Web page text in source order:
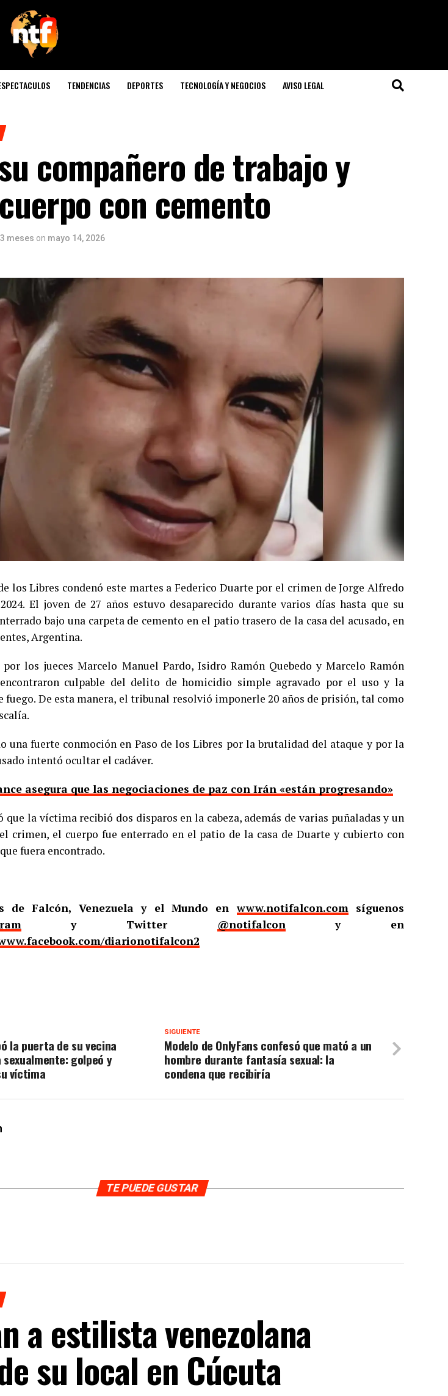
TENDENCIAS DEPORTES TECNOLOGÍA Y NEGOCIOS AVISO LEGAL
compañero de trabajo y
con cemento
meses on mayo 14, 2026
los Libres condenó este martes a Federico Duarte por el crimen de Jorge Alfredo
El joven de 27 años estuvo desaparecido durante varios días hasta que su
bajo una carpeta de cemento en el patio trasero de la casa del acusado, en
Argentina.
los jueces Marcelo Manuel Pardo, Isidro Ramón Quebedo y Marcelo Ramón
culpable del delito de homicidio simple agravado por el uso y la
fuego. De esta manera, el tribunal resolvió imponerle 20 años de prisión, tal como
una fuerte conmoción en Paso de los Libres por la brutalidad del ataque y por la
intentó ocultar el cadáver.
asegura que las negociaciones de paz con Irán «están progresando»
la víctima recibió dos disparos en la cabeza, además de varias puñaladas y un
crimen, el cuerpo fue enterrado en el patio de la casa de Duarte y cubierto con
fuera encontrado.
de Falcón, Venezuela y el Mundo enwww.notifalcon.comsíguenos
y Twitter @notifalcony en
diarionotifalcon2
SIGUIENTE
Modelo de OnlyFans confesó que mató a un
hombre durante fantasía sexual: la
condena que recibiría
la puerta de su vecina
golpeó y
víctima
TE PUEDE GUSTAR
a estilista venezolana
su local en Cúcuta